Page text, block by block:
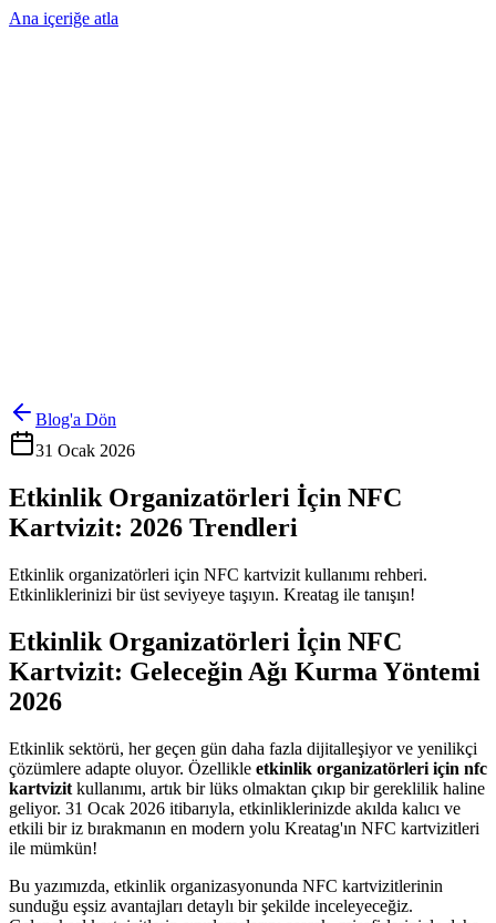
Ana içeriğe atla
Blog'a Dön
31 Ocak 2026
Etkinlik Organizatörleri İçin NFC
Kartvizit: 2026 Trendleri
Etkinlik organizatörleri için NFC kartvizit kullanımı rehberi.
Etkinliklerinizi bir üst seviyeye taşıyın. Kreatag ile tanışın!
Etkinlik Organizatörleri İçin NFC
Kartvizit: Geleceğin Ağı Kurma Yöntemi
2026
Etkinlik sektörü, her geçen gün daha fazla dijitalleşiyor ve yenilikçi
çözümlere adapte oluyor. Özellikle etkinlik organizatörleri için nfc
kartvizit kullanımı, artık bir lüks olmaktan çıkıp bir gereklilik haline
geliyor. 31 Ocak 2026 itibarıyla, etkinliklerinizde akılda kalıcı ve
etkili bir iz bırakmanın en modern yolu Kreatag'ın NFC kartvizitleri
ile mümkün!
Bu yazımızda, etkinlik organizasyonunda NFC kartvizitlerinin
sunduğu eşsiz avantajları detaylı bir şekilde inceleyeceğiz.